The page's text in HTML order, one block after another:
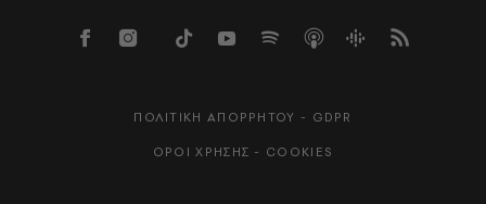
ΠΟΛΙΤΙΚΗ ΑΠΟΡΡΗΤΟΥ - GDPR
ΟΡΟΙ ΧΡΗΣΗΣ - COOKIES